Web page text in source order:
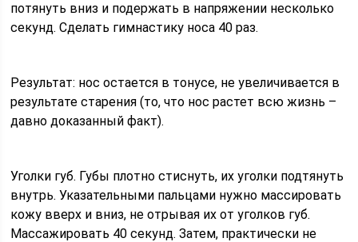
потянуть вниз и подержать в напряжении несколько
секунд. Сделать гимнастику носа 40 раз.
Результат: нос остается в тонусе, не увеличивается в
результате старения (то, что нос растет всю жизнь –
давно доказанный факт).
Уголки губ. Губы плотно стиснуть, их уголки подтянуть
внутрь. Указательными пальцами нужно массировать
кожу вверх и вниз, не отрывая их от уголков губ.
Массажировать 40 секунд. Затем, практически не